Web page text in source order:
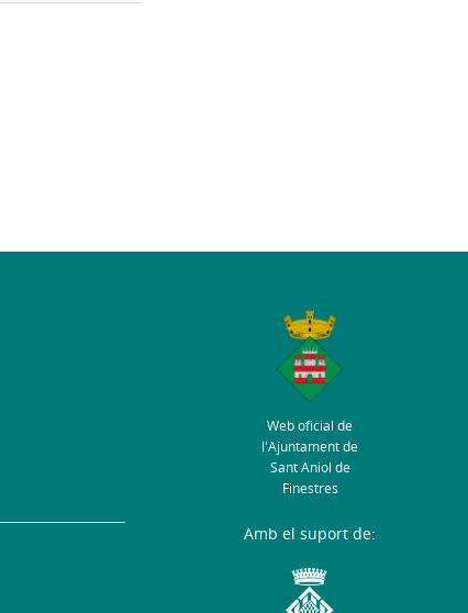
Web oficial de
l'Ajuntament de
Sant Aniol de
Finestres
Amb el suport de: